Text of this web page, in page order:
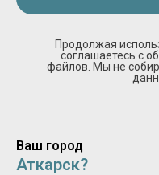
Продолжая
соглашаетесь с
файлов. Мы не
Ваш город
Аткарск?